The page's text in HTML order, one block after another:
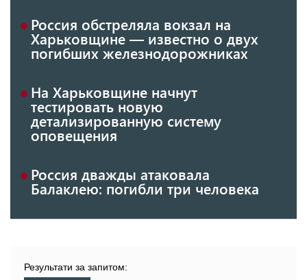
Россия обстреляла вокзал на
Харьковщине — известно о двух
погибших железнодорожниках
На Харьковщине начнут
тестировать новую
детализированную систему
оповещения
Россия дважды атаковала
Балаклею: погибли три человека
Результати за запитом: